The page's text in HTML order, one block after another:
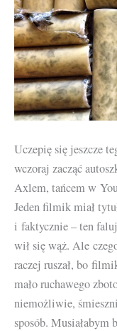
Uczepię się jeszcze
wczoraj zacząć
Axlem, tańcem w
Jeden filmik miał
i faktycznie – ten
wił się wąż. Ale
raczej ruszał, bo
mało ruchawego
niemożliwie,
sposób. Musiałabym